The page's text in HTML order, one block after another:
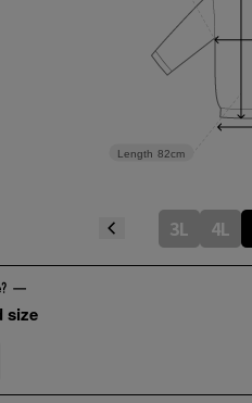
Length 82cm
3L 4L
size